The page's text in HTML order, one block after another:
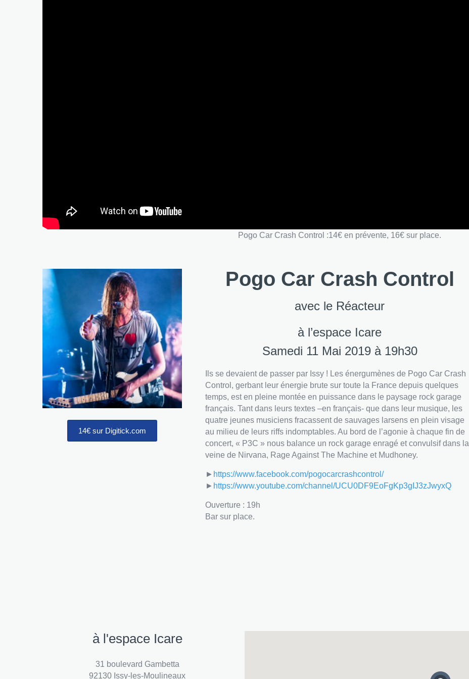
Pogo Car Crash Control :14€ en prévente, 16€ sur place.
14€ sur Digitick.com
Pogo Car Crash Control
avec le Réacteur
à l’espace Icare
Samedi 11 Mai 2019 à 19h30
Ils se devaient de passer par Issy ! Les énergumènes de Pogo Car Crash
Control, gerbant leur énergie brute sur toute la France depuis quelques
temps, est en pleine montée en puissance dans le paysage rock garage
français. Tant dans leurs textes –en français- que dans leur musique, les
quatre jeunes musiciens fracassent de sauvages larsens en plein visage
au milieu de leurs riffs indomptables. Au bord de l’agonie à chaque fin de
concert, « P3C » nous balance un rock garage enragé et convulsif dans la
veine de Nirvana, Rage Against The Machine et Mudhoney.
► https://www.facebook.com/pogocarcrashcontrol/
► https://www.youtube.com/channel/UCU0DF9EoFgKp3gIJ3zJwyxQ
Ouverture : 19h
Bar sur place.
à l'espace Icare
31 boulevard Gambetta
92130 Issy-les-Moulineaux